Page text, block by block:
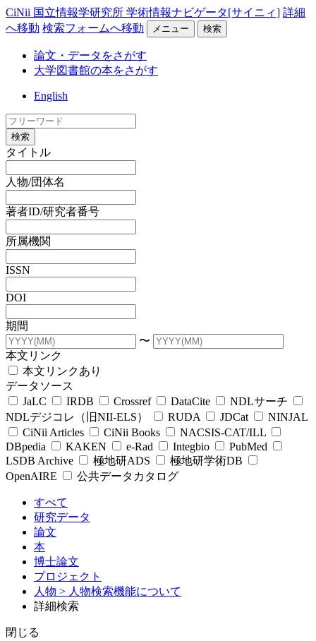
CiNii 国立情報学研究所 学術情報ナビゲータ[サイニィ] 詳細
へ移動 検索フォームへ移動 メニュー 検索
論文・データをさがす
大学図書館の本をさがす
English
検索
タイトル
人物/団体名
著者ID/研究者番号
所属機関
ISSN
DOI
期間
〜
本文リンク
本文リンクあり
データソース
JaLC
IRDB Crossref DataCite
NDLサーチ
NDLデジコレ（旧NII-ELS）
RUDA JDCat
NINJAL
CiNii Articles
CiNii Books
NACSIS-CAT/ILL
DBpedia
KAKEN e-Rad Integbio
PubMed
LSDB Archive
極地研ADS
極地研学術DB
OpenAIRE
公共データカタログ
すべて
研究データ
論文
本
博士論文
プロジェクト
人物 > 人物検索機能について
詳細検索
閉じる